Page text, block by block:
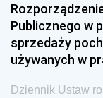
1948
1945
1938
1935
Publicznego w
sprzedaży
używanych w
Dziennik Ustaw